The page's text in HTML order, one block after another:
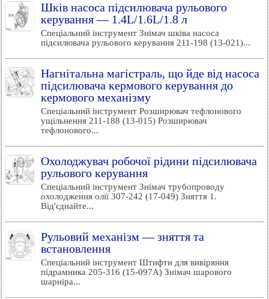
Шків насоса підсилювача рульового
керування — 1.4L/1.6L/1.8 л
Спеціальний інструмент Знімач шківа насоса
підсилювача рульового керування 211-198 (13-021)...
Нагнітальна магістраль, що йде від насоса
підсилювача кермового керування до
кермового механізму
Спеціальний інструмент Розширювач тефлонового
ущільнення 211-188 (13-015) Розширювач
тефлонового...
Охолоджувач робочої рідини підсилювача
рульового керування
Спеціальний інструмент Знімач трубопроводу
охолодження олії 307-242 (17-049) Зняття 1.
Від'єднайте...
Рульовий механізм — зняття та
встановлення
Спеціальний інструмент Штифти для вивіряння
підрамника 205-316 (15-097А) Знімач шарового
шарніра...